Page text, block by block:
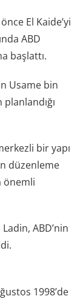
El Kaide’yi
ABD
başlattı.
Usame bin
bir yapı
düzenleme
önemli
ABD’nin
1998’de